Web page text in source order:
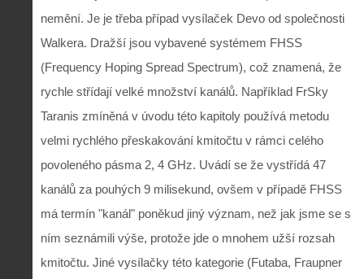
nemění. Je je třeba případ vysílaček Devo od společnosti
Walkera. Dražší jsou vybavené systémem FHSS
(Frequency Hoping Spread Spectrum), což znamená, že
rychle střídají velké množství kanálů. Například FrSky
Taranis zmíněná v úvodu této kapitoly používá metodu
velmi rychlého přeskakování kmitočtu v rámci celého
povoleného pásma 2, 4 GHz. Uvádí se že vystřídá 47
kanálů za pouhých 9 milisekund, ovšem v případě FHSS
má termín "kanál" poněkud jiný význam, než jak jsme se s
ním seznámili výše, protože jde o mnohem užší rozsah
kmitočtu. Jiné vysílačky této kategorie (Futaba, Fraupner